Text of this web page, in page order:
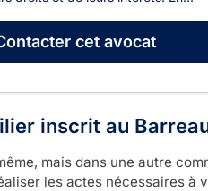
cet avocat
inscrit au
mais dans une autre
les actes nécessaires à